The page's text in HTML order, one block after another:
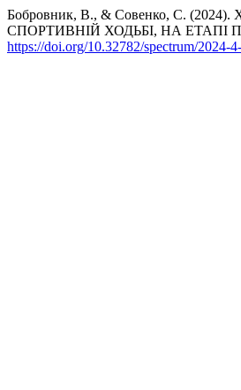
Бобровник, В., & Совенко, С.
СПОРТИВНІЙ ХОДЬБІ, НА ЕТАПІ
https://doi.org/10.32782/spectrum/2024-